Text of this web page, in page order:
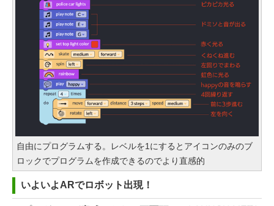
自由にプログラムする。レベルを1にするとアイコンのみのブ
ロックでプログラムを作成できるのでより直感的
いよいよARでロボット出現！